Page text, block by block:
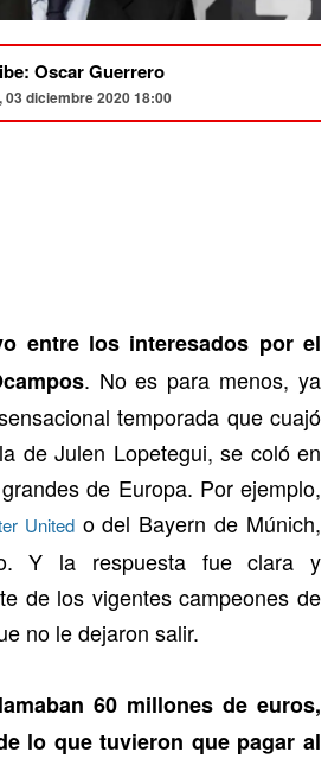
Oscar Guerrero
03 diciembre 2020 18:00
entre los interesados por el
. No es para menos, ya
temporada que cuajó
de Julen Lopetegui, se coló en
de Europa. Por ejemplo,
Unitedo del Bayern de Múnich,
Y la respuesta fue clara y
de los vigentes campeones de
no le dejaron salir.
60 millones de euros,
lo que tuvieron que pagar al